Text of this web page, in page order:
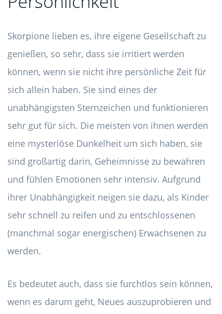
Skorpione lieben es, ihre eigene Gesellschaft zu
genießen, so sehr, dass sie irritiert werden
können, wenn sie nicht ihre persönliche Zeit für
sich allein haben. Sie sind eines der
unabhängigsten Sternzeichen und funktionieren
sehr gut für sich. Die meisten von ihnen werden
eine mysteriöse Dunkelheit um sich haben, sie
sind großartig darin, Geheimnisse zu bewahren
und fühlen Emotionen sehr intensiv. Aufgrund
ihrer Unabhängigkeit neigen sie dazu, als Kinder
sehr schnell zu reifen und zu entschlossenen
(manchmal sogar energischen) Erwachsenen zu
werden.
Es bedeutet auch, dass sie furchtlos sein können,
wenn es darum geht, Neues auszuprobieren und